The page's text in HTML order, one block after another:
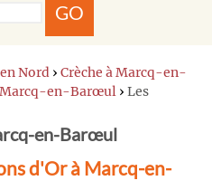
GO
Nord › Crèche à Marcq-en-
Marcq-en-Barœul › Les
en-Barœul
d'Or à Marcq-en-